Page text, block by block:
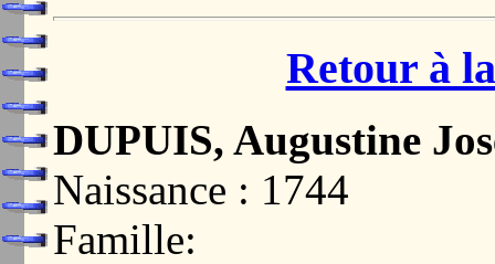
Retour à
DUPUIS, Augustine
Naissance : 1744
Famille: